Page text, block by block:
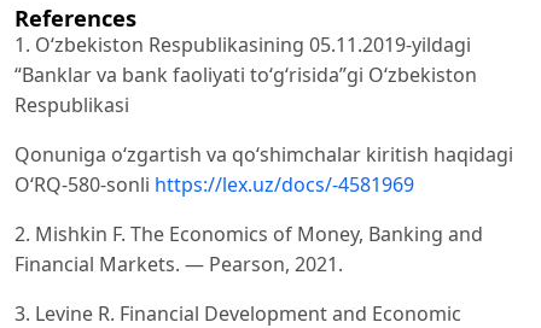
References
1. Oʻzbekiston Respublikasining 05.11.2019-yildagi
“Banklar va bank faoliyati toʻgʻrisida”gi Oʻzbekiston
Respublikasi
Qonuniga oʻzgartish va qoʻshimchalar kiritish haqidagi
O‘RQ-580-sonli https://lex.uz/docs/-4581969
2. Mishkin F. The Economics of Money, Banking and
Financial Markets. — Pearson, 2021.
3. Levine R. Financial Development and Economic